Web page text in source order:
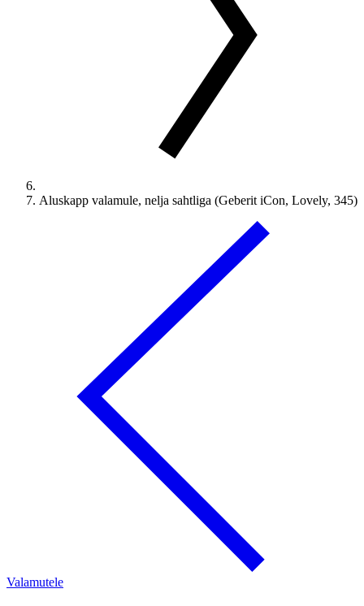
Aluskapp valamule, nelja sahtliga (Geberit iCon, Lovely, 345)
Valamutele